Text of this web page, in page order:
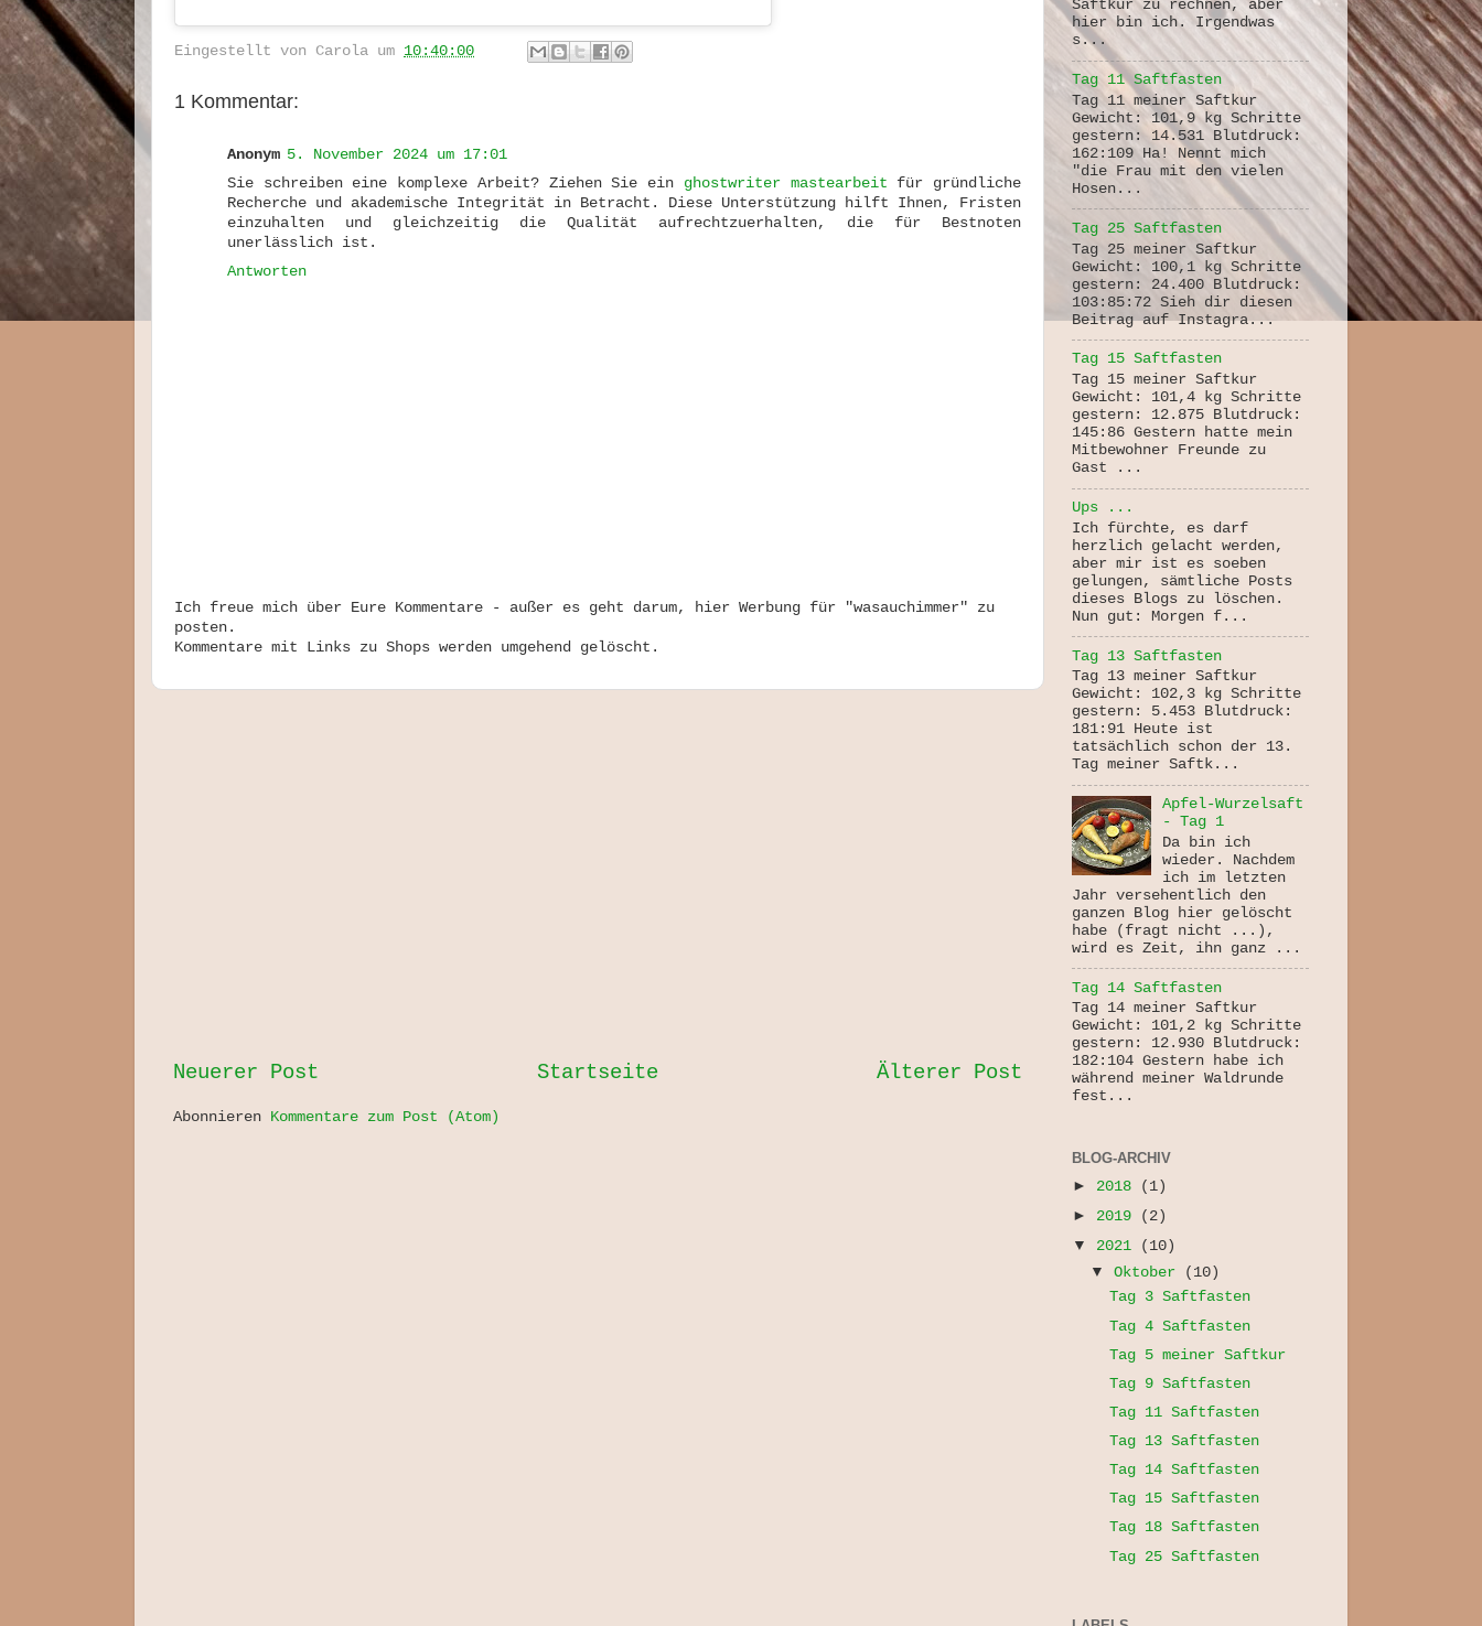
Eingestellt von Carola um 10:40:00
1 Kommentar:
Anonym 5. November 2024 um 17:01
Sie schreiben eine komplexe Arbeit? Ziehen Sie ein ghostwriter mastearbeit für gründliche
Recherche und akademische Integrität in Betracht. Diese Unterstützung hilft Ihnen, Fristen
einzuhalten und gleichzeitig die Qualität aufrechtzuerhalten, die für Bestnoten
unerlässlich ist.
Antworten
Ich freue mich über Eure Kommentare - außer es geht darum, hier Werbung für "wasauchimmer" zu
posten.
Kommentare mit Links zu Shops werden umgehend gelöscht.
Neuerer Post Älterer Post
Startseite
Abonnieren Kommentare zum Post (Atom)
Saftkur zu rechnen, aber
hier bin ich. Irgendwas
s...
Tag 11 Saftfasten
Tag 11 meiner Saftkur
Gewicht: 101,9 kg Schritte
gestern: 14.531 Blutdruck:
162:109 Ha! Nennt mich
"die Frau mit den vielen
Hosen...
Tag 25 Saftfasten
Tag 25 meiner Saftkur
Gewicht: 100,1 kg Schritte
gestern: 24.400 Blutdruck:
103:85:72 Sieh dir diesen
Beitrag auf Instagra...
Tag 15 Saftfasten
Tag 15 meiner Saftkur
Gewicht: 101,4 kg Schritte
gestern: 12.875 Blutdruck:
145:86 Gestern hatte mein
Mitbewohner Freunde zu
Gast ...
Ups ...
Ich fürchte, es darf
herzlich gelacht werden,
aber mir ist es soeben
gelungen, sämtliche Posts
dieses Blogs zu löschen.
Nun gut: Morgen f...
Tag 13 Saftfasten
Tag 13 meiner Saftkur
Gewicht: 102,3 kg Schritte
gestern: 5.453 Blutdruck:
181:91 Heute ist
tatsächlich schon der 13.
Tag meiner Saftk...
Apfel-Wurzelsaft
- Tag 1
Da bin ich
wieder. Nachdem
ich im letzten
Jahr versehentlich den
ganzen Blog hier gelöscht
habe (fragt nicht ...),
wird es Zeit, ihn ganz ...
Tag 14 Saftfasten
Tag 14 meiner Saftkur
Gewicht: 101,2 kg Schritte
gestern: 12.930 Blutdruck:
182:104 Gestern habe ich
während meiner Waldrunde
fest...
BLOG-ARCHIV
► 2018
(1)
► 2019
(2)
▼ 2021
(10)
▼Oktober
(10)
Tag 3 Saftfasten
Tag 4 Saftfasten
Tag 5 meiner Saftkur
Tag 9 Saftfasten
Tag 11 Saftfasten
Tag 13 Saftfasten
Tag 14 Saftfasten
Tag 15 Saftfasten
Tag 18 Saftfasten
Tag 25 Saftfasten